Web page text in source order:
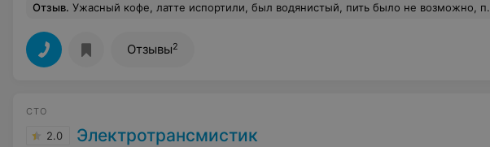
Отзыв. Ужасный кофе, латте испортили, был водянистый, пить было не возможно, пришлось выкинуть
Отзывы2
СТО
2.0 Электротрансмистик